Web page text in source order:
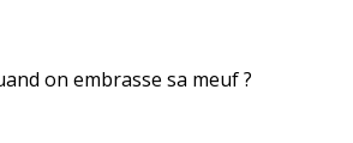
on embrasse sa meuf ?